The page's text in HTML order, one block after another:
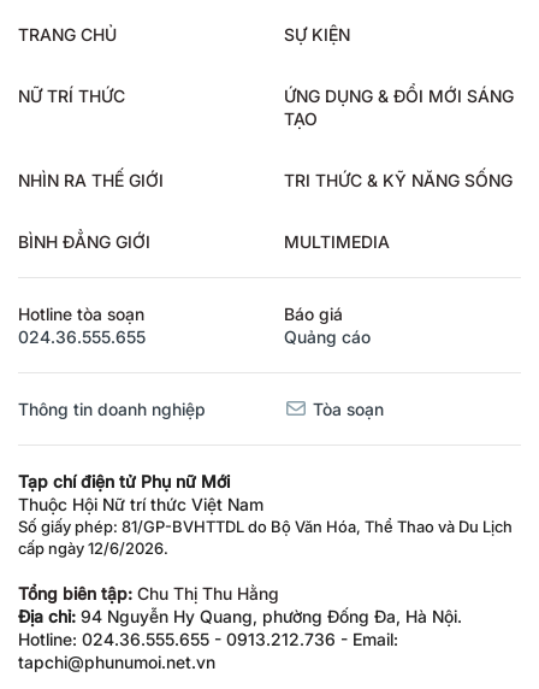
TRANG CHỦ SỰ KIỆN
NỮ TRÍ THỨC
ỨNG DỤNG & ĐỔI MỚI SÁNG
TẠO
NHÌN RA THẾ GIỚI TRI THỨC & KỸ NĂNG SỐNG
BÌNH ĐẲNG GIỚI MULTIMEDIA
Hotline tòa soạn
024.36.555.655
Báo giá
Quảng cáo
Thông tin doanh nghiệp Tòa soạn
Tạp chí điện tử Phụ nữ Mới
Thuộc Hội Nữ trí thức Việt Nam
Số giấy phép: 81/GP-BVHTTDL do Bộ Văn Hóa, Thể Thao và Du Lịch
cấp ngày 12/6/2026.
Tổng biên tập: Chu Thị Thu Hằng
Địa chỉ: 94 Nguyễn Hy Quang, phường Đống Đa, Hà Nội.
Hotline: 024.36.555.655 - 0913.212.736 - Email:
tapchi@phunumoi.net.vn